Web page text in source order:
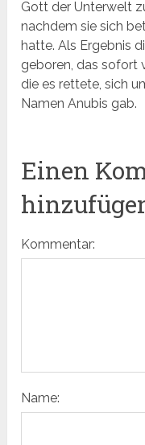
Gott der Unterwelt
nachdem sie sich
hatte. Als Ergebnis
geboren, das sofort
die es rettete, sich
Namen Anubis gab.
Einen
Kommentar:
Name: